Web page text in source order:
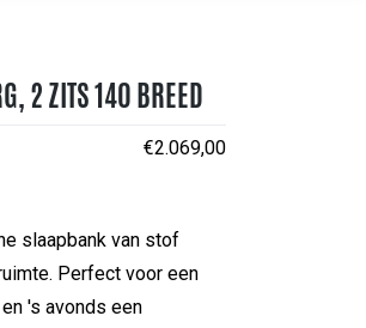
2 ZITS 140 BREED
€2.069,00
slaapbank van stof
Perfect voor een
's avonds een